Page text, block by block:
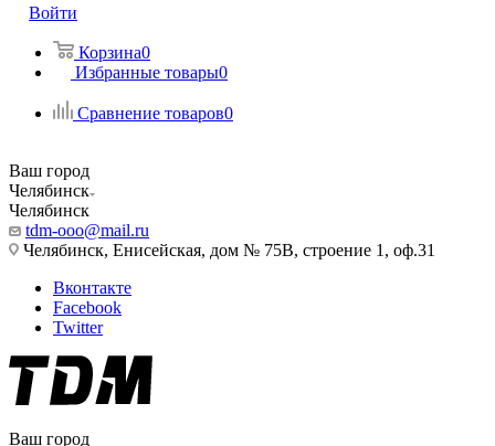
Войти
Корзина0
Избранные товары0
Сравнение товаров0
Ваш город
Челябинск
Челябинск
tdm-ooo@mail.ru
Челябинск, Енисейская, дом № 75В, строение 1, оф.31
Вконтакте
Facebook
Twitter
Ваш город